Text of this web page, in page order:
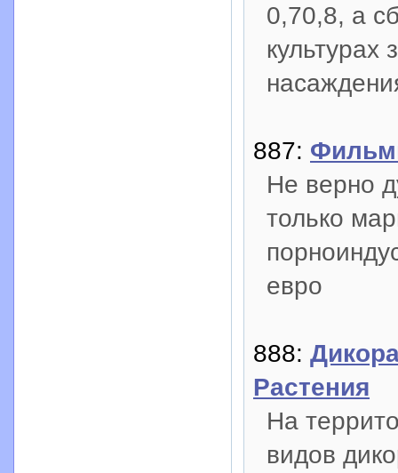
0,7­0,8, а
культурах
887:
Не верно
только
евро
888:
Растения
На
видов